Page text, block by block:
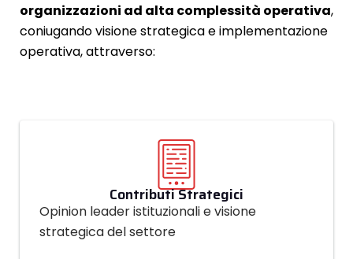
organizzazioni ad alta complessità operativa,
coniugando visione strategica e implementazione
operativa, attraverso:
Contributi Strategici
Opinion leader istituzionali e visione
strategica del settore